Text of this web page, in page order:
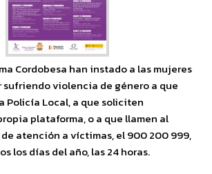
Cordobesa han instado a las mujeres
sufriendo violencia de género a que
Policía Local, a que soliciten
plataforma, o a que llamen al
atención a víctimas, el 900 200 999,
los días del año, las 24 horas.